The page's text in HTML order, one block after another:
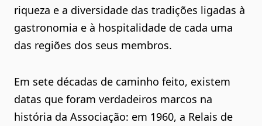
riqueza e a diversidade das tradições ligadas à
gastronomia e à hospitalidade de cada uma
das regiões dos seus membros.
Em sete décadas de caminho feito, existem
datas que foram verdadeiros marcos na
história da Associação: em 1960, a Relais de